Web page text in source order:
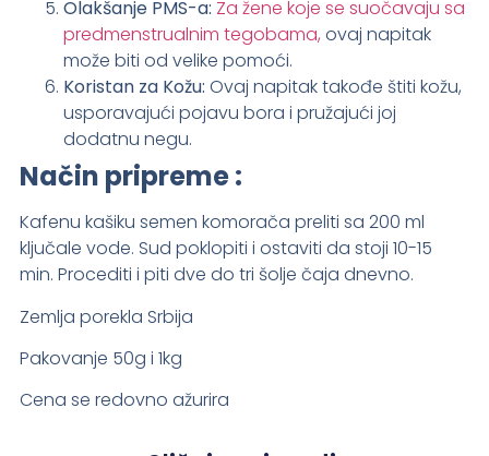
Olakšanje PMS-a: Za žene koje se suočavaju sa
predmenstrualnim tegobama, ovaj napitak
može biti od velike pomoći.
Koristan za Kožu: Ovaj napitak takođe štiti kožu,
usporavajući pojavu bora i pružajući joj
dodatnu negu.
Način pripreme :
Kafenu kašiku semen komorača preliti sa 200 ml
ključale vode. Sud poklopiti i ostaviti da stoji 10-15
min. Procediti i piti dve do tri šolje čaja dnevno.
Zemlja porekla Srbija
Pakovanje 50g i 1kg
Cena se redovno ažurira